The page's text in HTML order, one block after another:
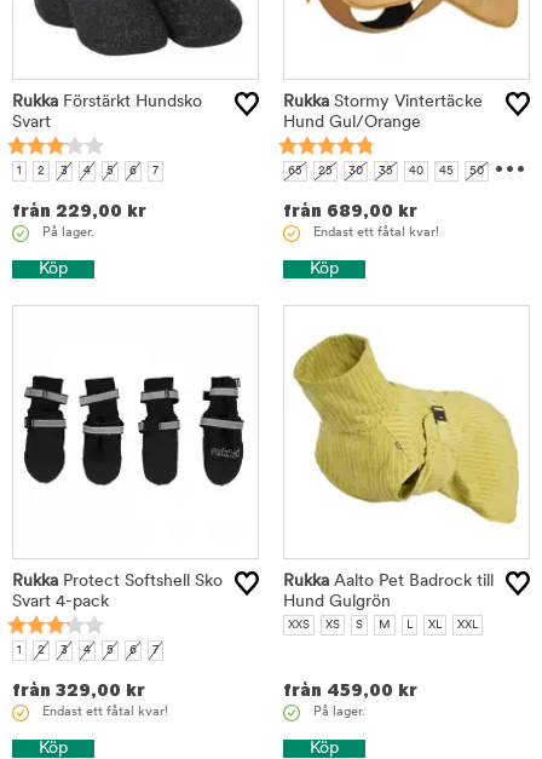
Rukka Förstärkt Hundsko
Svart
1 2 3 4 5 6 7
från 229,00 kr
På lager.
Köp
Rukka Stormy Vintertäcke
Hund Gul/Orange
65 25 30 35 40 45 50
55
...
från 689,00 kr
Endast ett fåtal kvar!
Köp
Rukka Protect Softshell Sko
Svart 4-pack
1 2 3 4 5 6 7
från 329,00 kr
Endast ett fåtal kvar!
Köp
Rukka Aalto Pet Badrock till
Hund Gulgrön
XXS XS S M L XL XXL
från 459,00 kr
På lager.
Köp